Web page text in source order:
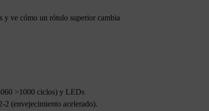
y ve cómo un rótulo superior cambia
>1000 ciclos) y LEDs
(envejecimiento acelerado).